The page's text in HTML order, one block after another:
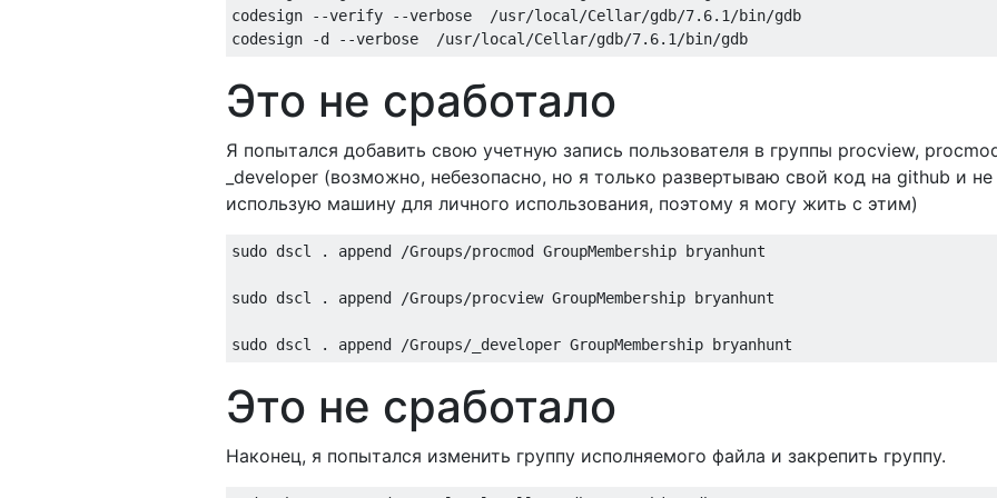
codesign --verify --verbose  /usr/local/Cellar/gdb/7.6.1/bin/gdb
Это не сработало
Я попытался добавить свою учетную запись пользователя в группы procview,
_developer (возможно, небезопасно, но я только развертываю свой код на github и не
использую машину для личного использования, поэтому я могу жить с этим)
sudo dscl . append /Groups/procmod GroupMembership bryanhunt
sudo dscl . append /Groups/procview GroupMembership bryanhunt
Это не сработало
Наконец, я попытался изменить группу исполняемого файла и закрепить группу.